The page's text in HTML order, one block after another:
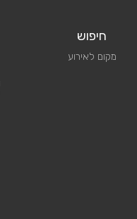
חיפוש
מקום לאירוע